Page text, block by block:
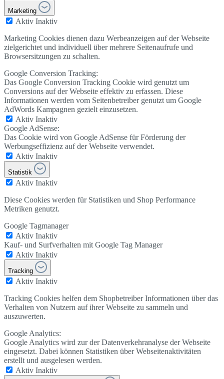
Marketing
Aktiv Inaktiv
Marketing Cookies dienen dazu Werbeanzeigen auf der Webseite
zielgerichtet und individuell über mehrere Seitenaufrufe und
Browsersitzungen zu schalten.
Google Conversion Tracking:
Das Google Conversion Tracking Cookie wird genutzt um
Conversions auf der Webseite effektiv zu erfassen. Diese
Informationen werden vom Seitenbetreiber genutzt um Google
AdWords Kampagnen gezielt einzusetzen.
Aktiv Inaktiv
Google AdSense:
Das Cookie wird von Google AdSense für Förderung der
Werbungseffizienz auf der Webseite verwendet.
Aktiv Inaktiv
Statistik
Aktiv Inaktiv
Diese Cookies werden für Statistiken und Shop Performance
Metriken genutzt.
Google Tagmanager
Aktiv Inaktiv
Kauf- und Surfverhalten mit Google Tag Manager
Aktiv Inaktiv
Tracking
Aktiv Inaktiv
Tracking Cookies helfen dem Shopbetreiber Informationen über das
Verhalten von Nutzern auf ihrer Webseite zu sammeln und
auszuwerten.
Google Analytics:
Google Analytics wird zur der Datenverkehranalyse der Webseite
eingesetzt. Dabei können Statistiken über Webseitenaktivitäten
erstellt und ausgelesen werden.
Aktiv Inaktiv